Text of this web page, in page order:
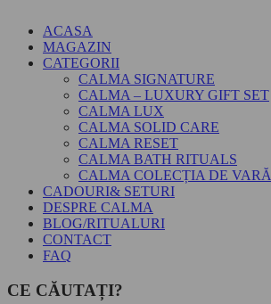
ACASA
MAGAZIN
CATEGORII
CALMA SIGNATURE
CALMA – LUXURY GIFT SET
CALMA LUX
CALMA SOLID CARE
CALMA RESET
CALMA BATH RITUALS
CALMA COLECȚIA DE VARĂ
CADOURI& SETURI
DESPRE CALMA
BLOG/RITUALURI
CONTACT
FAQ
CE CĂUTAȚI?